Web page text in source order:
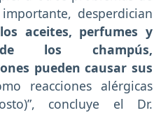
desperdician
los aceites, perfumes y
los champús,
pueden causar sus
reacciones alérgicas
concluye el Dr.